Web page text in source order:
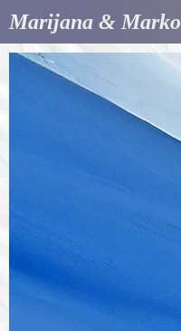
Marijana & Marko